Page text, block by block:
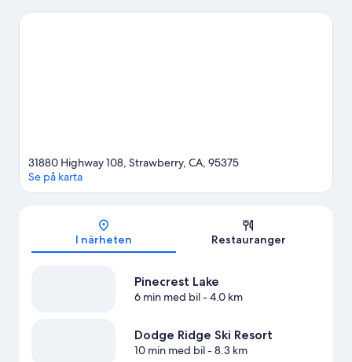
snöskovandring.
31880 Highway 108, Strawberry, CA, 95375
Se på karta
I närheten Restauranger
Pinecrest Lake
6 min med bil- 4.0 km
Dodge Ridge Ski Resort
10 min med bil- 8.3 km